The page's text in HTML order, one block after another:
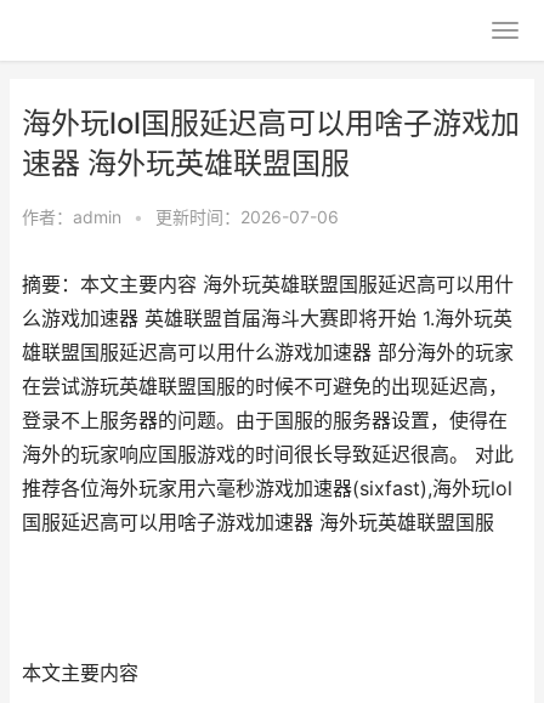
海外玩lol国服延迟高可以用啥子游戏加
速器 海外玩英雄联盟国服
作者： admin • 更新时间：2026-07-06
摘要：本文主要内容 海外玩英雄联盟国服延迟高可以用什
么游戏加速器 英雄联盟首届海斗大赛即将开始 1.海外玩英
雄联盟国服延迟高可以用什么游戏加速器 部分海外的玩家
在尝试游玩英雄联盟国服的时候不可避免的出现延迟高，
登录不上服务器的问题。由于国服的服务器设置，使得在
海外的玩家响应国服游戏的时间很长导致延迟很高。 对此
推荐各位海外玩家用六毫秒游戏加速器(sixfast),海外玩lol
国服延迟高可以用啥子游戏加速器 海外玩英雄联盟国服
本文主要内容